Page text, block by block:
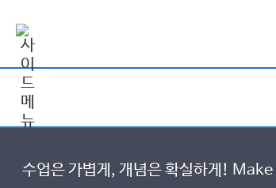
수업은 가볍게, 개념은 확실하게!